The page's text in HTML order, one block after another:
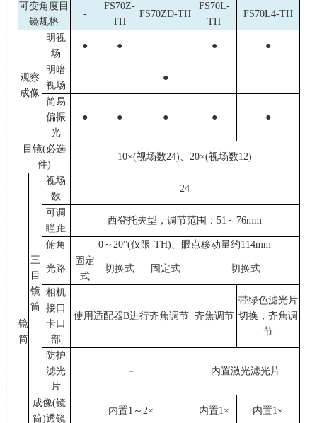
可变角度目
镜规格
-
FS70Z-
TH
FS70ZD-TH
FS70L-
TH
FS70L4-TH
观察
成像
明视
场
● ● ● ●
明暗
视场
●
简易
偏振
光
● ● ● ● ●
目镜(必选
件)
10×(视场数24)、20×(视场数12)
镜
筒
三
目
镜
筒
视场
数
24
可调
瞳距
西登托夫型，调节范围：51 ～ 76mm
俯角 0 ～20°(仅限-TH)、眼点移动量约114mm
光路
固定
式
切换式 固定式 切换式
相机
接口
卡口
部
使用适配器B进行齐焦调节 齐焦调节
带绿色滤光片
切换，齐焦调
节
防护
滤光
片
－ 内置激光滤光片
成像(镜
筒)透镜
内置1 ～2× 内置1× 内置1×